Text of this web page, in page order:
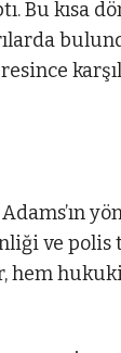
Bu kısa
ve
hem